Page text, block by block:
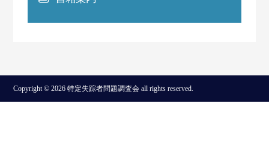
Copyright © 2026 特定失踪者問題調査会 all rights reserved.